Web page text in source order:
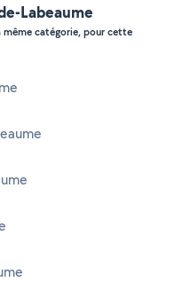
Labeaume
catégorie, pour cette